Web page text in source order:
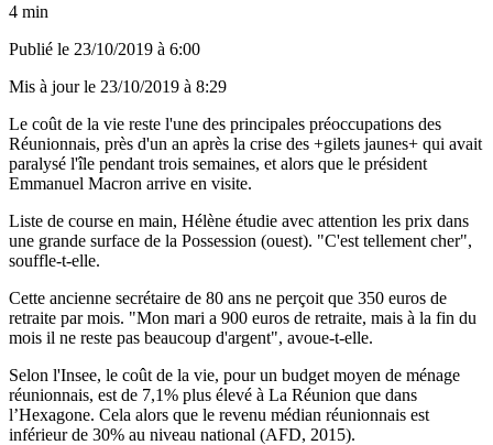
4 min
Publié le 23/10/2019 à 6:00
Mis à jour le 23/10/2019 à 8:29
Le coût de la vie reste l'une des principales préoccupations des
Réunionnais, près d'un an après la crise des +gilets jaunes+ qui avait
paralysé l'île pendant trois semaines, et alors que le président
Emmanuel Macron arrive en visite.
Liste de course en main, Hélène étudie avec attention les prix dans
une grande surface de la Possession (ouest). "C'est tellement cher",
souffle-t-elle.
Cette ancienne secrétaire de 80 ans ne perçoit que 350 euros de
retraite par mois. "Mon mari a 900 euros de retraite, mais à la fin du
mois il ne reste pas beaucoup d'argent", avoue-t-elle.
Selon l'Insee, le coût de la vie, pour un budget moyen de ménage
réunionnais, est de 7,1% plus élevé à La Réunion que dans
l’Hexagone. Cela alors que le revenu médian réunionnais est
inférieur de 30% au niveau national (AFD, 2015).